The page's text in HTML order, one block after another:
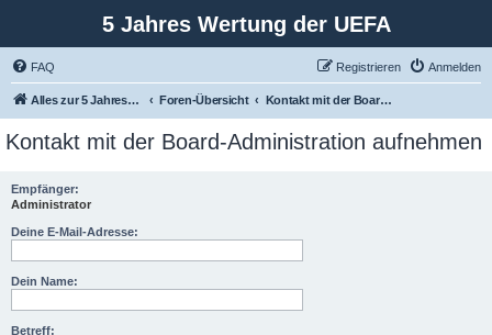
5 Jahres Wertung der UEFA
FAQ Anmelden
Registrieren
Alles zur 5 Jahreswertung / Tabelle der UEFA mit vielen Statistiken. Foren-Übersicht Kontakt mit der Board-Administration aufnehmen
Kontakt mit der Board-Administration aufnehmen
Empfänger:
Administrator
Deine E-Mail-Adresse:
Dein Name:
Betreff: